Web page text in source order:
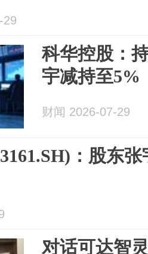
29
科华控股：
宇减持至5%
财闻 2026-07-29
：股东
对话可达智